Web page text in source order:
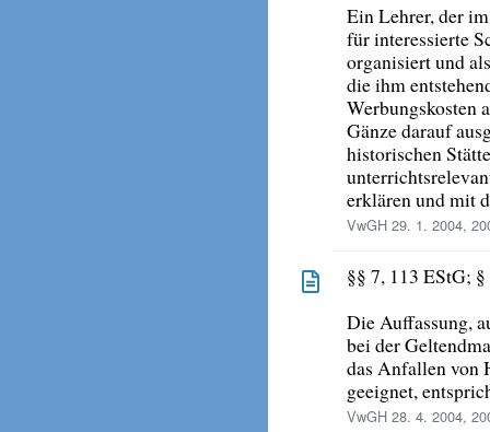
Ein Lehrer, der
für interessierte
organisiert und
die ihm
Werbungskosten
Gänze darauf
historischen
erklären und mit
VwGH 29. 1. 2004,
§§ 7, 113 EStG;
Die Auffassung,
bei der
das Anfallen von
geeignet,
VwGH 28. 4. 2004,